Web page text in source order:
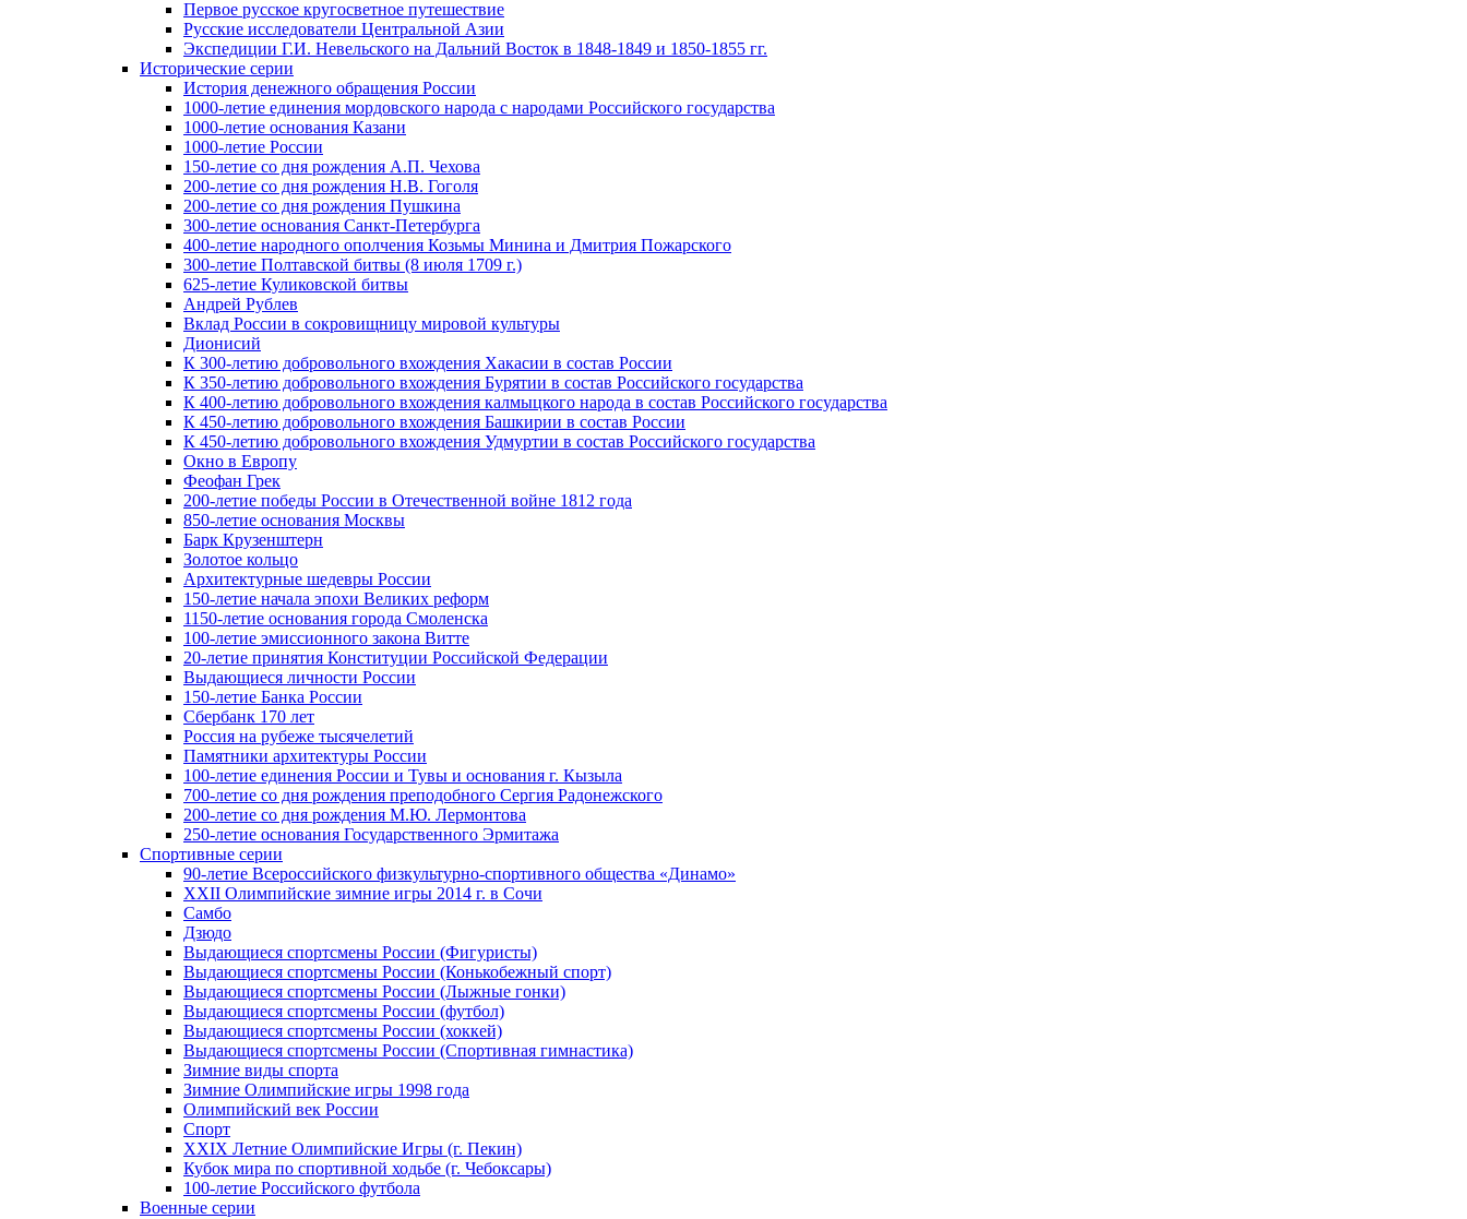
Первое русское кругосветное путешествие
Русские исследователи Центральной Азии
Экспедиции Г.И. Невельского на Дальний Восток в 1848-1849 и 1850-1855 гг.
Исторические серии
История денежного обращения России
1000-летие единения мордовского народа с народами Российского государства
1000-летие основания Казани
1000-летие России
150-летие со дня рождения А.П. Чехова
200-летие со дня рождения Н.В. Гоголя
200-летие со дня рождения Пушкина
300-летие основания Санкт-Петербурга
400-летие народного ополчения Козьмы Минина и Дмитрия Пожарского
300-летие Полтавской битвы (8 июля 1709 г.)
625-летие Куликовской битвы
Андрей Рублев
Вклад России в сокровищницу мировой культуры
Дионисий
К 300-летию добровольного вхождения Хакасии в состав России
К 350-летию добровольного вхождения Бурятии в состав Российского государства
К 400-летию добровольного вхождения калмыцкого народа в состав Российского государства
К 450-летию добровольного вхождения Башкирии в состав России
К 450-летию добровольного вхождения Удмуртии в состав Российского государства
Окно в Европу
Феофан Грек
200-летие победы России в Отечественной войне 1812 года
850-летие основания Москвы
Барк Крузенштерн
Золотое кольцо
Архитектурные шедевры России
150-летие начала эпохи Великих реформ
1150-летие основания города Смоленска
100-летие эмиссионного закона Витте
20-летие принятия Конституции Российской Федерации
Выдающиеся личности России
150-летие Банка России
Сбербанк 170 лет
Россия на рубеже тысячелетий
Памятники архитектуры России
100-летие единения России и Тувы и основания г. Кызыла
700-летие со дня рождения преподобного Сергия Радонежского
200-летие со дня рождения М.Ю. Лермонтова
250-летие основания Государственного Эрмитажа
Спортивные серии
90-летие Всероссийского физкультурно-спортивного общества «Динамо»
XXII Олимпийские зимние игры 2014 г. в Сочи
Самбо
Дзюдо
Выдающиеся спортсмены России (Фигуристы)
Выдающиеся спортсмены России (Конькобежный спорт)
Выдающиеся спортсмены России (Лыжные гонки)
Выдающиеся спортсмены России (футбол)
Выдающиеся спортсмены России (хоккей)
Выдающиеся спортсмены России (Спортивная гимнастика)
Зимние виды спорта
Зимние Олимпийские игры 1998 года
Олимпийский век России
Спорт
XXIX Летние Олимпийские Игры (г. Пекин)
Кубок мира по спортивной ходьбе (г. Чебоксары)
100-летие Российского футбола
Военные серии